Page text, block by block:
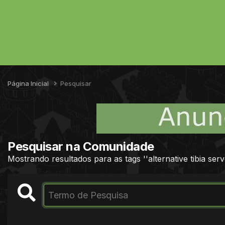
Página Inicial Pesquisar
Pesquisar na Comunidade
Mostrando resultados para as tags ''alternative tibia